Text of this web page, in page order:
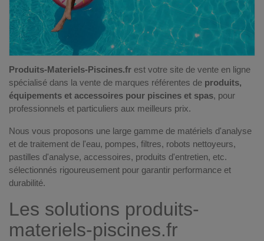
Produits-Materiels-Piscines.fr est votre site de vente en ligne
spécialisé dans la vente de marques référentes de produits,
équipements et accessoires pour piscines et spas, pour
professionnels et particuliers aux meilleurs prix.
Nous vous proposons une large gamme de matériels d'analyse
et de traitement de l'eau, pompes, filtres, robots nettoyeurs,
pastilles d'analyse, accessoires, produits d'entretien, etc.
sélectionnés rigoureusement pour garantir performance et
durabilité.
Les solutions produits-
materiels-piscines.fr